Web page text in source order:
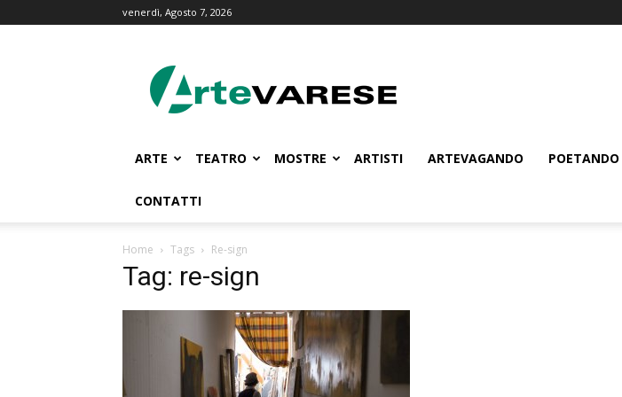
venerdì, Agosto 7, 2026
ARTE TEATRO MOSTRE ARTISTI ARTEVAGANDO POETANDO
CONTATTI
Home Tags Re-sign
Tag: re-sign